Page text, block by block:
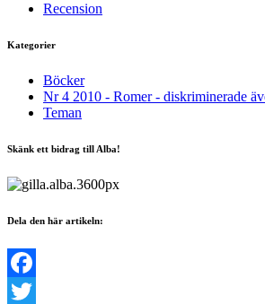
Recension
Kategorier
Böcker
Nr 4 2010 - Romer - diskriminerade
Teman
Skänk ett bidrag till Alba!
Dela den här artikeln:
Facebook